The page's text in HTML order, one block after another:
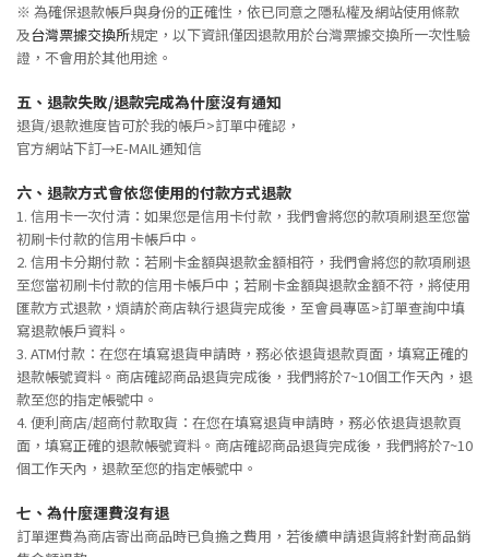
※ 為確保退款帳戶與身份的正確性，依已同意之隱私權及網站使用條款
及台灣票據交換所規定，以下資訊僅因退款用於台灣票據交換所一次性驗
證，不會用於其他用途。
五、 退款失敗/退款完成為什麼沒有通知
退貨/退款進度皆可於我的帳戶>訂單中確認，
官方網站下訂→E-MAIL通知信
六、 退款方式會依您使用的付款方式退款
1. 信用卡一次付清：如果您是信用卡付款，我們會將您的款項刷退至您當
初刷卡付款的信用卡帳戶中。
2. 信用卡分期付款：若刷卡金額與退款金額相符，我們會將您的款項刷退
至您當初刷卡付款的信用卡帳戶中；若刷卡金額與退款金額不符，將使用
匯款方式退款，煩請於商店執行退貨完成後，至會員專區>訂單查詢中填
寫退款帳戶資料。
3. ATM付款：在您在填寫退貨申請時，務必依退貨退款頁面，填寫正確的
退款帳號資料。商店確認商品退貨完成後，我們將於7~10個工作天內，退
款至您的指定帳號中。
4. 便利商店/超商付款取貨：在您在填寫退貨申請時，務必依退貨退款頁
面，填寫正確的退款帳號資料。商店確認商品退貨完成後，我們將於7~10
個工作天內，退款至您的指定帳號中。
七、 為什麼運費沒有退
訂單運費為商店寄出商品時已負擔之費用，若後續申請退貨將針對商品銷